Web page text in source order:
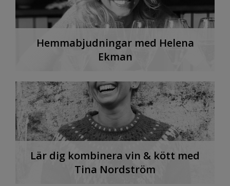
Hemmabjudningar med Helena
Ekman
Lär dig kombinera vin & kött med
Tina Nordström